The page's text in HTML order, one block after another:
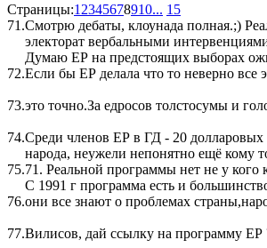
Страницы:1 2345678910... 15
71.Смотрю дебаты, клоунада полная.;)
электорат вербальными
Думаю ЕР на предстоящих выборах
72.Если бы ЕР делала что то неверно все
73.это точно.За едросов толстосумы и
74.Среди членов ЕР в ГД - 20 долларовых
народа, неужели непонятно ещё кому
75.71. Реальной программы нет не у
С 1991 г программа есть и
76.они все знают о проблемах
77.Вилисов, дай ссылку на программу ЕР